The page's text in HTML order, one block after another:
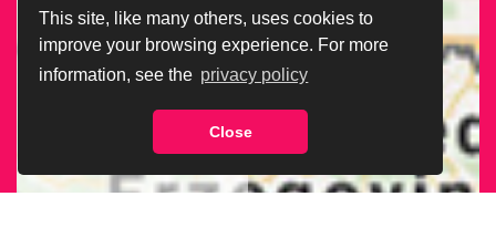
This site, like many others, uses cookies to
improve your browsing experience. For more
information, see the privacy policy
Close